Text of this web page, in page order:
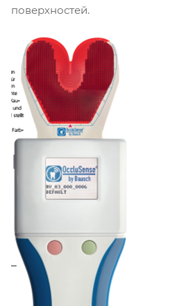
поверхностей.